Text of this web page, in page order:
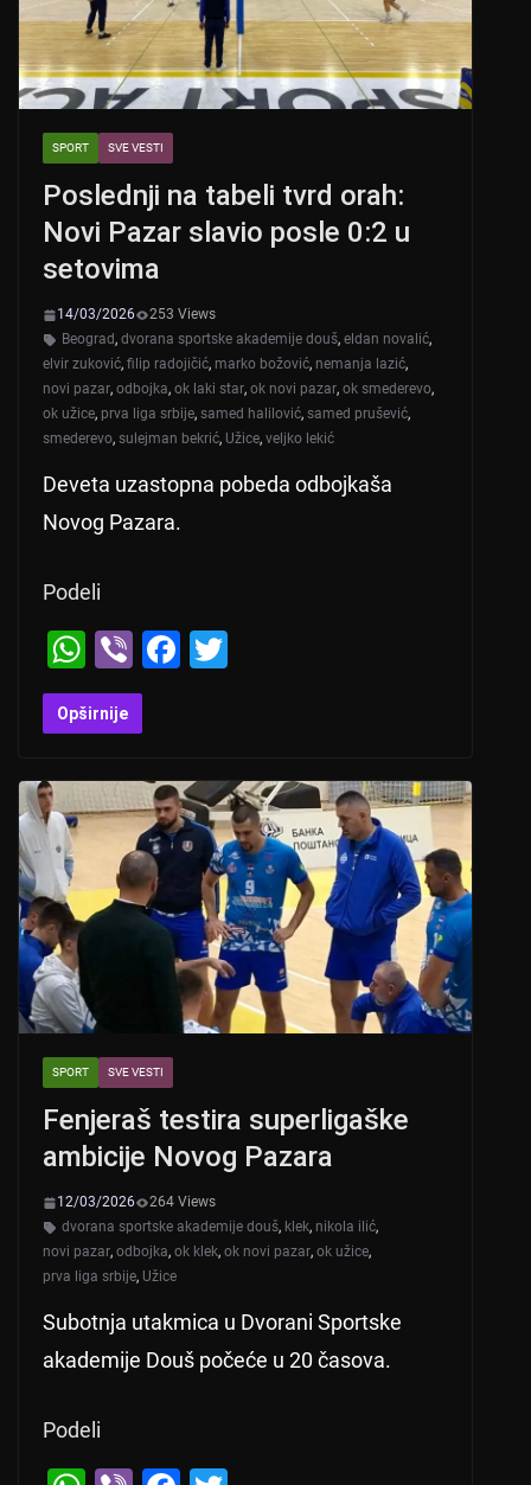
SPORT SVE VESTI
Poslednji na tabeli tvrd orah:
Novi Pazar slavio posle 0:2 u
setovima
14/03/2026
253 Views
Beograd, dvorana sportske akademije douš, eldan novalić,
elvir zuković, filip radojičić, marko božović, nemanja lazić,
novi pazar, odbojka, ok laki star, ok novi pazar, ok smederevo,
ok užice, prva liga srbije, samed halilović, samed prušević,
smederevo, sulejman bekrić, Užice, veljko lekić
Deveta uzastopna pobeda odbojkaša
Novog Pazara.
Podeli
W
h
at
A
p
p
Vi
b
er
F
b
o
o
k
Opširnije
SPORT SVE VESTI
Fenjeraš testira superligaške
ambicije Novog Pazara
12/03/2026
264 Views
dvorana sportske akademije douš, klek, nikola ilić,
novi pazar, odbojka, ok klek, ok novi pazar, ok užice,
prva liga srbije, Užice
Subotnja utakmica u Dvorani Sportske
akademije Douš počeće u 20 časova.
Podeli